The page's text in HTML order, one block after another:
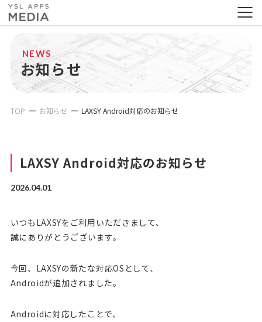
NEWS
お知らせ
TOP お知らせ LAXSY Android対応のお知らせ
LAXSY Android対応のお知らせ
2026.04.01
いつもLAXSYをご利用いただきまして、
誠にありがとうございます。
今回、LAXSYの新たな対応OSとして、
Androidが追加されました。
Androidに対応したことで、